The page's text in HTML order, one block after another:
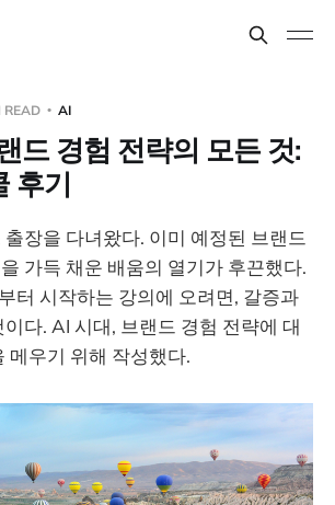
READ AI
드 경험 전략의 모든 것:
후기
장을 다녀왔다. 이미 예정된 브랜드
가득 채운 배움의 열기가 후끈했다.
터 시작하는 강의에 오려면, 갈증과
다. AI 시대, 브랜드 경험 전략에 대
메우기 위해 작성했다.